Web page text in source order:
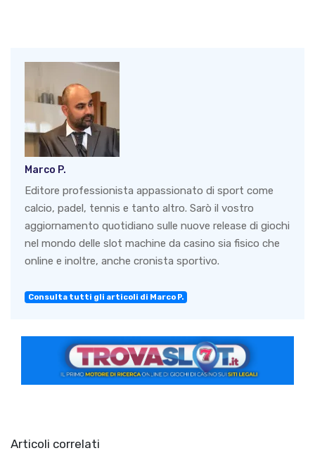
Marco P.
Editore professionista appassionato di sport come
calcio, padel, tennis e tanto altro. Sarò il vostro
aggiornamento quotidiano sulle nuove release di giochi
nel mondo delle slot machine da casino sia fisico che
online e inoltre, anche cronista sportivo.
Consulta tutti gli articoli di Marco P.
Articoli correlati